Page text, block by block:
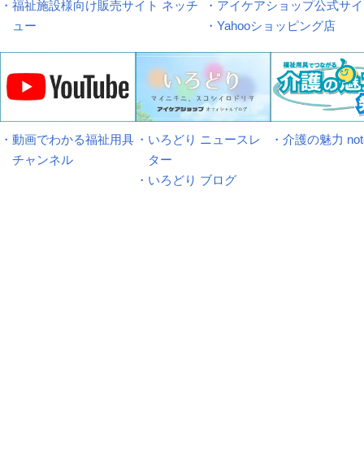
・福祉施設様向け販売サイト ネッチ
ュー
・アイケアショップ公式サ
・Yahooショッピング店
・動画でわかる福祉用具
チャンネル
・いろどり ニュースレ
ター
・いろどり ブログ
・介護の魅力